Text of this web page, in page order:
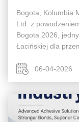
Bogota, Kolumbia
Ltd. z
Bogota 2026,
Łacińskiej dla
firm, aby pokazać
06-04-2026